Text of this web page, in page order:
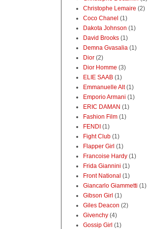
Christophe Lemaire (2)
Coco Chanel (1)
Dakota Johnson (1)
David Brooks (1)
Demna Gvasalia (1)
Dior (2)
Dior Homme (3)
ELIE SAAB (1)
Emmanuelle Alt (1)
Emporio Armani (1)
ERIC DAMAN (1)
Fashion Film (1)
FENDI (1)
Fight Club (1)
Flapper Girl (1)
Francoise Hardy (1)
Frida Giannini (1)
Front National (1)
Giancarlo Giammetti (1)
Gibson Girl (1)
Giles Deacon (2)
Givenchy (4)
Gossip Girl (1)